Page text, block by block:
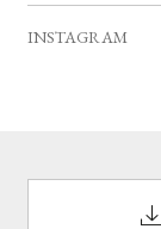
INSTAGRAM